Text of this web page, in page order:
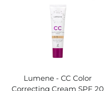
Lumene - CC Color
Correcting Cream SPF 20